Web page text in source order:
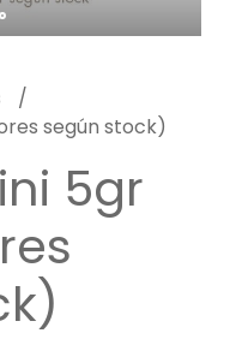
según stock)
5gr